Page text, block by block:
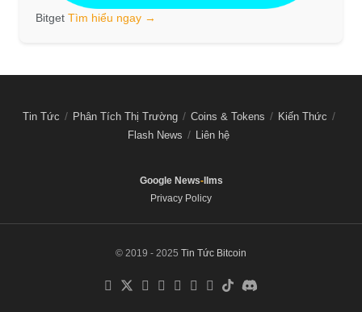
Bitget Tìm hiểu ngay →
Tin Tức Phân Tích Thị Trường Coins & Tokens
Kiến Thức
Flash News
Liên hệ
Google News-llms
Privacy Policy
© 2019 - 2025 Tin Tức Bitcoin